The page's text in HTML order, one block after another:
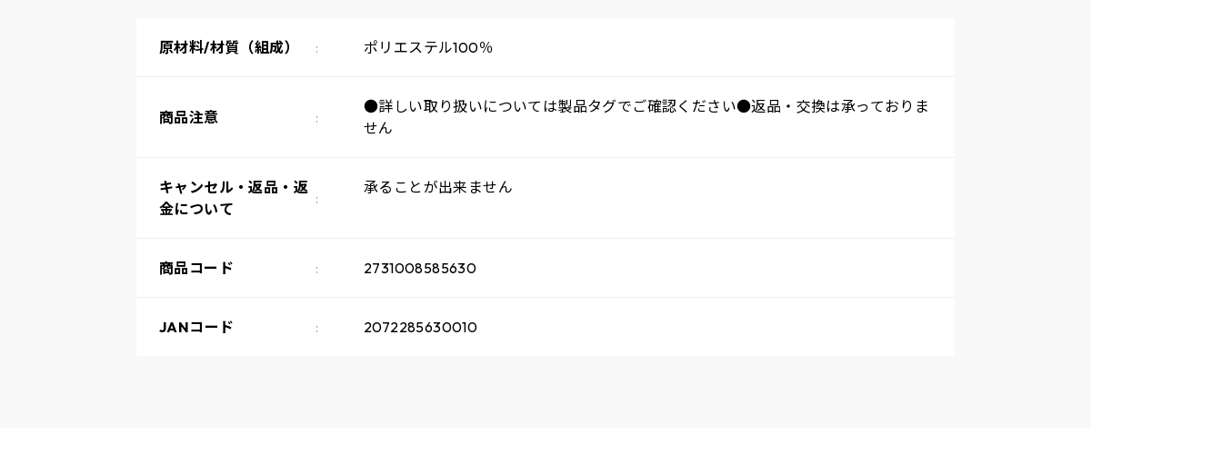
原材料/材質（組成） ポリエステル100％
商品注意
●詳しい取り扱いについては製品タグでご確認ください●返品・交換は承っておりま
せん
キャンセル・返品・返
金について
承ることが出来ません
商品コード 2731008585630
JANコード 2072285630010